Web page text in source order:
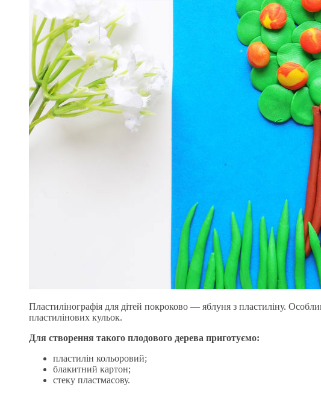
Пластилінографія для дітей покроково — яблуня з пластиліну.
пластилінових кульок.
Для створення такого плодового дерева приготуємо:
пластилін кольоровий;
блакитний картон;
стеку пластмасову.